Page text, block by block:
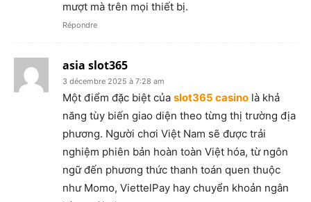
mượt mà trên mọi thiết bị.
Répondre
asia slot365
3 décembre 2025 à 7:28 am
Một điểm đặc biệt của slot365 casino là khả
năng tùy biến giao diện theo từng thị trường địa
phương. Người chơi Việt Nam sẽ được trải
nghiệm phiên bản hoàn toàn Việt hóa, từ ngôn
ngữ đến phương thức thanh toán quen thuộc
như Momo, ViettelPay hay chuyển khoản ngân